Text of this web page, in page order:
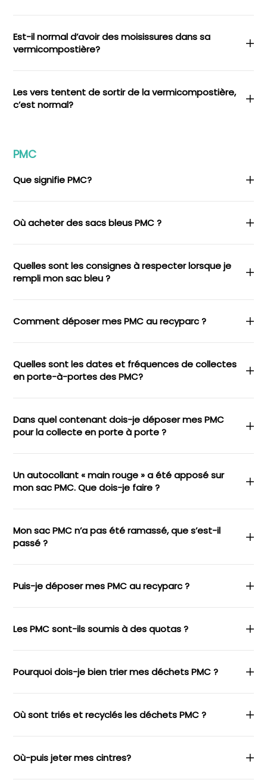
Est-il normal d’avoir des moisissures dans sa
vermicompostière?
Les vers tentent de sortir de la vermicompostière,
c’est normal?
PMC
Que signifie PMC?
Où acheter des sacs bleus PMC ?
Quelles sont les consignes à respecter lorsque je
rempli mon sac bleu ?
Comment déposer mes PMC au recyparc ?
Quelles sont les dates et fréquences de collectes
en porte-à-portes des PMC?
Dans quel contenant dois-je déposer mes PMC
pour la collecte en porte à porte ?
Un autocollant « main rouge » a été apposé sur
mon sac PMC. Que dois-je faire ?
Mon sac PMC n’a pas été ramassé, que s’est-il
passé ?
Puis-je déposer mes PMC au recyparc ?
Les PMC sont-ils soumis à des quotas ?
Pourquoi dois-je bien trier mes déchets PMC ?
Où sont triés et recyclés les déchets PMC ?
Où-puis jeter mes cintres?